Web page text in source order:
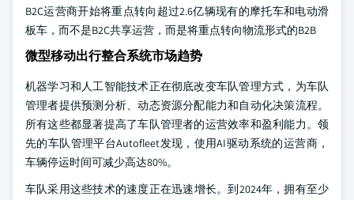
B2C运营商开始将重点转向超过2.6亿辆现有的摩托车和电动滑
板车，而不是B2C共享运营，而是将重点转向物流形式的B2B
微型移动出行整合系统市场趋势
机器学习和人工智能技术正在彻底改变车队管理方式，为车队
管理者提供预测分析、动态资源分配能力和自动化决策流程。
所有这些都显著提高了车队管理者的运营效率和盈利能力。领
先的车队管理平台Autofleet发现，使用AI驱动系统的运营商，
车辆停运时间可减少高达80%。
车队采用这些技术的速度正在迅速增长。到2024年，拥有至少